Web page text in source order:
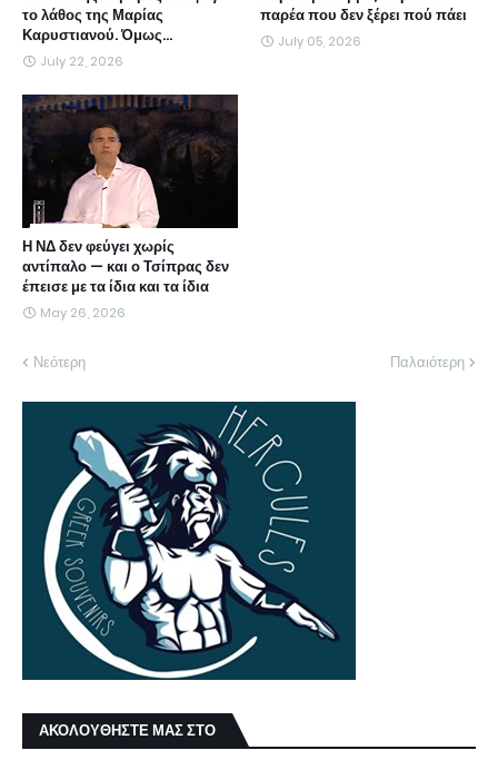
το λάθος της Μαρίας
Καρυστιανού. Όμως...
July 22, 2026
παρέα που δεν ξέρει πού πάει
July 05, 2026
Η ΝΔ δεν φεύγει χωρίς
αντίπαλο — και ο Τσίπρας δεν
έπεισε με τα ίδια και τα ίδια
May 26, 2026
Νεότερη Παλαιότερη
ΑΚΟΛΟΥΘΗΣΤΕ ΜΑΣ ΣΤΟ